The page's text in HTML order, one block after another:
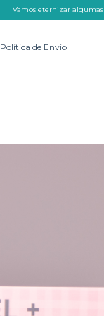
Vamos eternizar
Política de Envio